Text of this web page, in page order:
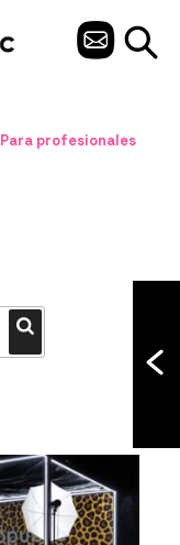
C
N
Para profesionales